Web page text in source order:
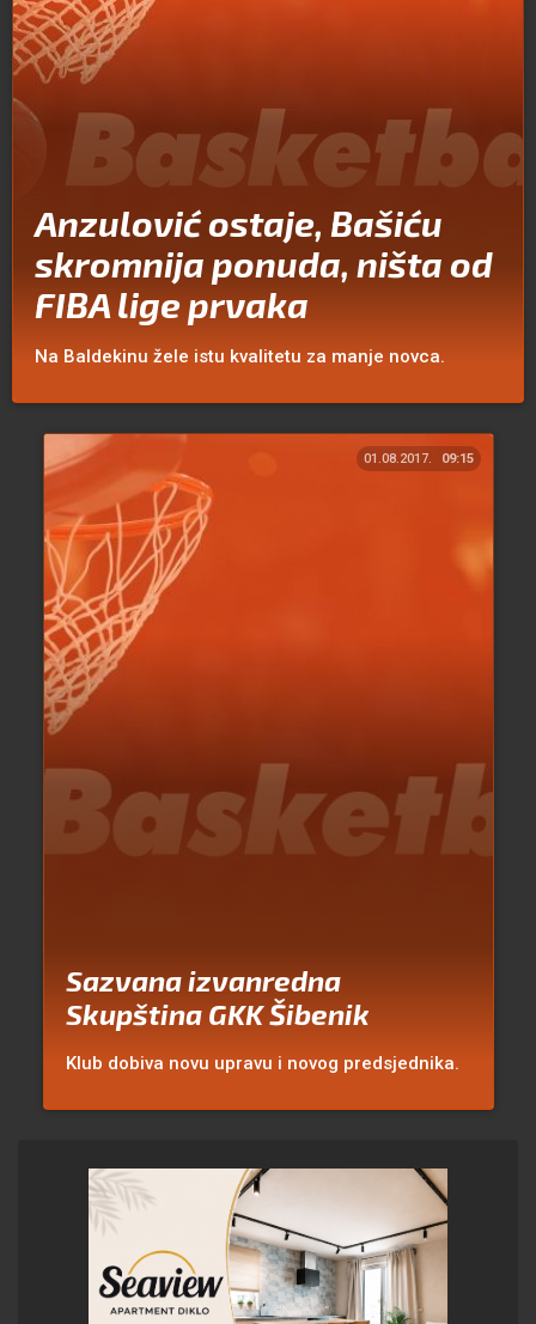
Anzulović ostaje, Bašiću
skromnija ponuda, ništa od
FIBA lige prvaka
Na Baldekinu žele istu kvalitetu za manje novca.
01.08.2017. 09:15
Sazvana izvanredna
Skupština GKK Šibenik
Klub dobiva novu upravu i novog predsjednika.